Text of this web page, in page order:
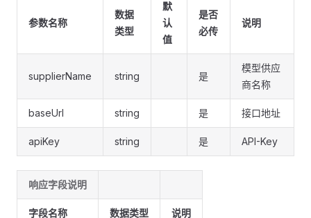
参数名称
数据
类型
默
认
值
是否
必传
说明
supplierName string 是
模型供应
商名称
baseUrl string 是 接口地址
apiKey string 是 API-Key
响应字段说明
字段名称 数据类型 说明